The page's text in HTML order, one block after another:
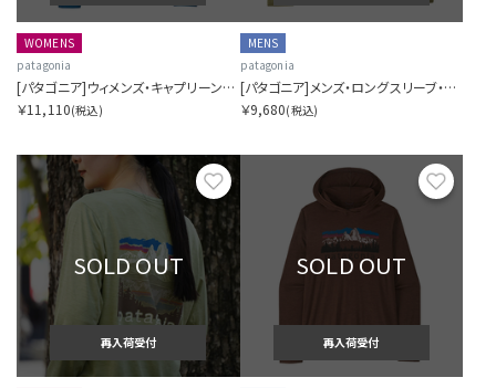
WOMENS
patagonia
[パタゴニア]ウィメンズ・キャプリーン・クール・デイリー・フーディ（フィッツロイ・ニンバス）
￥11,110(税込)
MENS
patagonia
[パタゴニア]メンズ・ロングスリーブ・キャプリーン・クール・デイリー・シャツ（グレート・ウェーブス）
￥9,680(税込)
お気に入り
SOLD OUT
再入荷受付
SOLD OUT
再入荷受付